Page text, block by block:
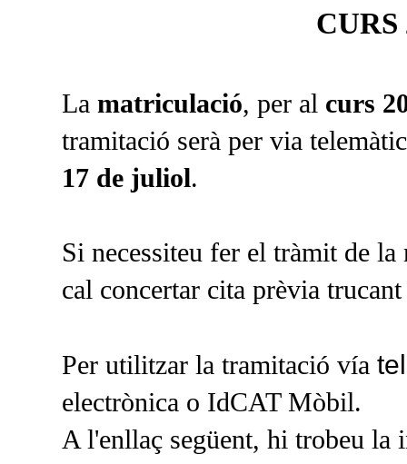
CURS
La matriculació, per al curs
tramitació serà per via
17 de juliol.
Si necessiteu fer el tràmit de
cal concertar cita prèvia
Per utilitzar la tramitació vía
electrònica o IdCAT Mòbil.
A l'enllaç següent, hi trobeu la